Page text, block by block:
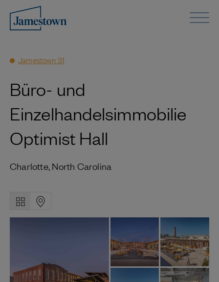
Jamestown 31
Büro- und
Einzelhandelsimmobilie
Optimist Hall
Charlotte, North Carolina